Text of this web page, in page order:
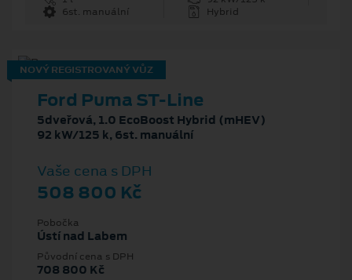
6st. manuální
Hybrid
NOVÝ REGISTROVANÝ VŮZ
Ford Puma ST-Line
5dveřová, 1.0 EcoBoost Hybrid (mHEV)
92 kW/125 k, 6st. manuální
Vaše cena s DPH
508 800 Kč
Pobočka
Ústí nad Labem
Původní cena s DPH
708 800 Kč